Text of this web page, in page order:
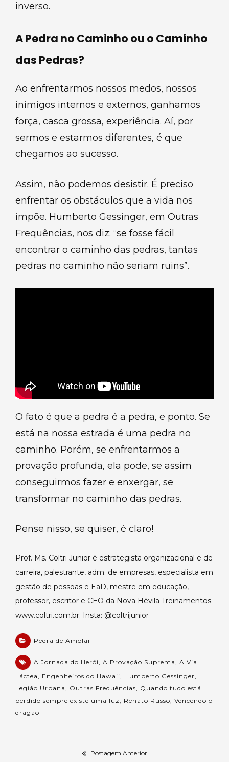
inverso.
A Pedra no Caminho ou o Caminho
das Pedras?
Ao enfrentarmos nossos medos, nossos
inimigos internos e externos, ganhamos
força, casca grossa, experiência. Aí, por
sermos e estarmos diferentes, é que
chegamos ao sucesso.
Assim, não podemos desistir. É preciso
enfrentar os obstáculos que a vida nos
impõe. Humberto Gessinger, em Outras
Frequências, nos diz: “se fosse fácil
encontrar o caminho das pedras, tantas
pedras no caminho não seriam ruins”.
O fato é que a pedra é a pedra, e ponto. Se
está na nossa estrada é uma pedra no
caminho. Porém, se enfrentarmos a
provação profunda, ela pode, se assim
conseguirmos fazer e enxergar, se
transformar no caminho das pedras.
Pense nisso, se quiser, é claro!
Prof. Ms. Coltri Junior é estrategista organizacional e de
carreira, palestrante, adm. de empresas, especialista em
gestão de pessoas e EaD, mestre em educação,
professor, escritor e CEO da Nova Hévila Treinamentos.
www.coltri.com.br; Insta: @coltrijunior
Pedra de Amolar
A Jornada do Herói, A Provação Suprema, A Via
Láctea, Engenheiros do Hawaii, Humberto Gessinger,
Legião Urbana, Outras Frequências, Quando tudo está
perdido sempre existe uma luz, Renato Russo, Vencendo o
dragão
Postagem Anterior